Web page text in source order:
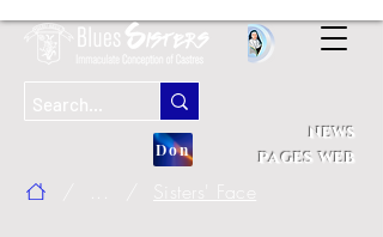
Don
news
pages web